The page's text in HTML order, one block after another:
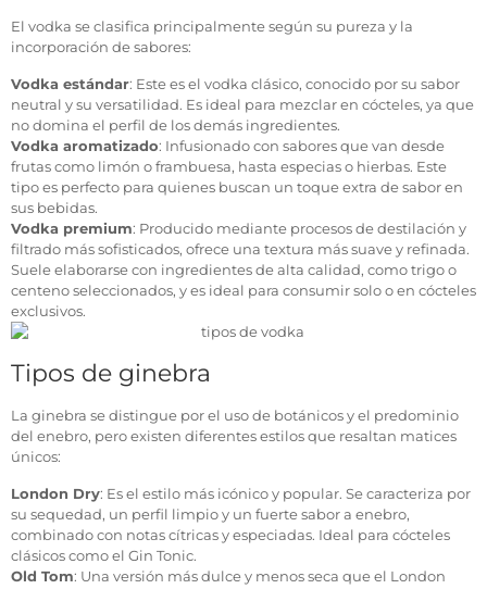
El vodka se clasifica principalmente según su pureza y la
incorporación de sabores:
Vodka estándar: Este es el vodka clásico, conocido por su sabor
neutral y su versatilidad. Es ideal para mezclar en cócteles, ya que
no domina el perfil de los demás ingredientes.
Vodka aromatizado: Infusionado con sabores que van desde
frutas como limón o frambuesa, hasta especias o hierbas. Este
tipo es perfecto para quienes buscan un toque extra de sabor en
sus bebidas.
Vodka premium: Producido mediante procesos de destilación y
filtrado más sofisticados, ofrece una textura más suave y refinada.
Suele elaborarse con ingredientes de alta calidad, como trigo o
centeno seleccionados, y es ideal para consumir solo o en cócteles
exclusivos.
Tipos de ginebra
La ginebra se distingue por el uso de botánicos y el predominio
del enebro, pero existen diferentes estilos que resaltan matices
únicos:
London Dry: Es el estilo más icónico y popular. Se caracteriza por
su sequedad, un perfil limpio y un fuerte sabor a enebro,
combinado con notas cítricas y especiadas. Ideal para cócteles
clásicos como el Gin Tonic.
Old Tom: Una versión más dulce y menos seca que el London